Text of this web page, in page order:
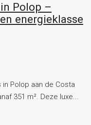
Polop –
energieklasse
in Polop aan de Costa
351 m². Deze luxe...